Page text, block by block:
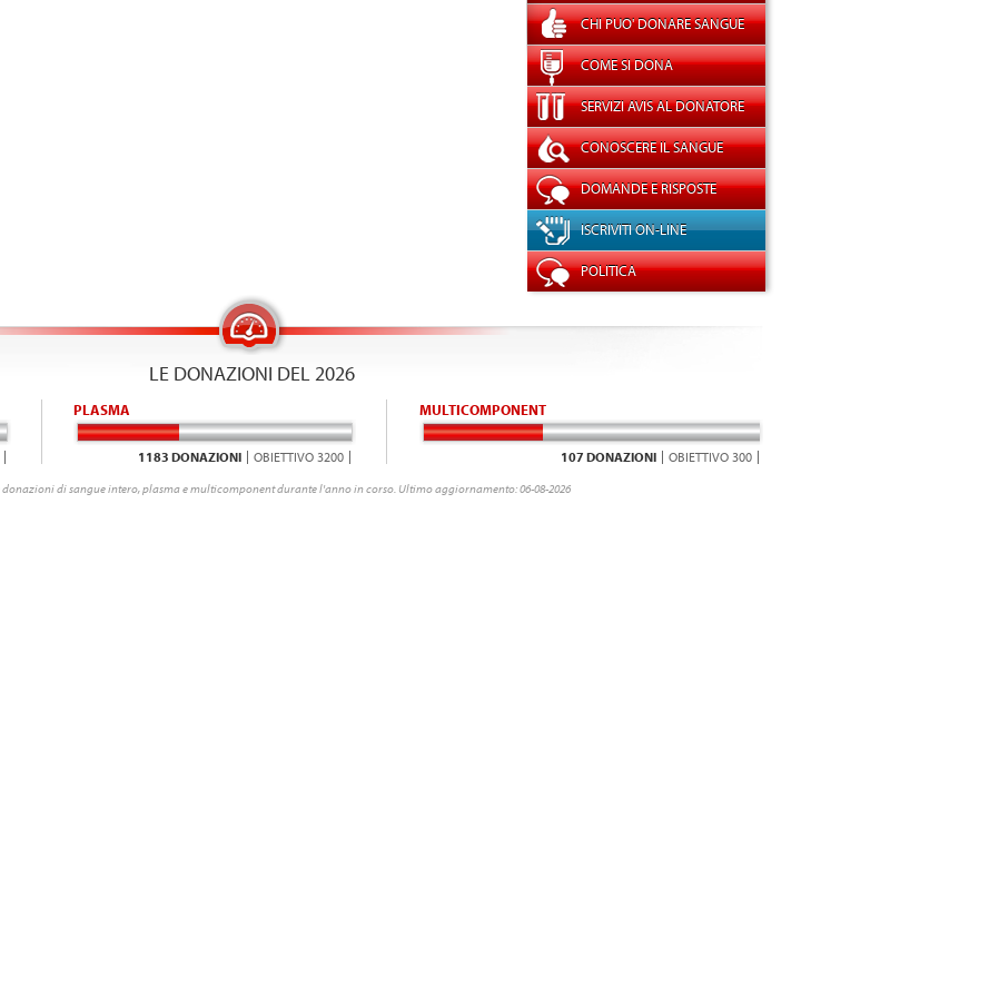
CHI PUO' DONARE SANGUE
COME SI DONA
SERVIZI AVIS AL DONATORE
CONOSCERE IL SANGUE
DOMANDE E RISPOSTE
ISCRIVITI ON-LINE
POLITICA
LE DONAZIONI DEL 2026
PLASMA
1183 DONAZIONI OBIETTIVO 3200
MULTICOMPONENT
107 DONAZIONI OBIETTIVO 300
di sangue intero, plasma e multicomponent durante l'anno in corso. Ultimo aggiornamento: 06-08-2026